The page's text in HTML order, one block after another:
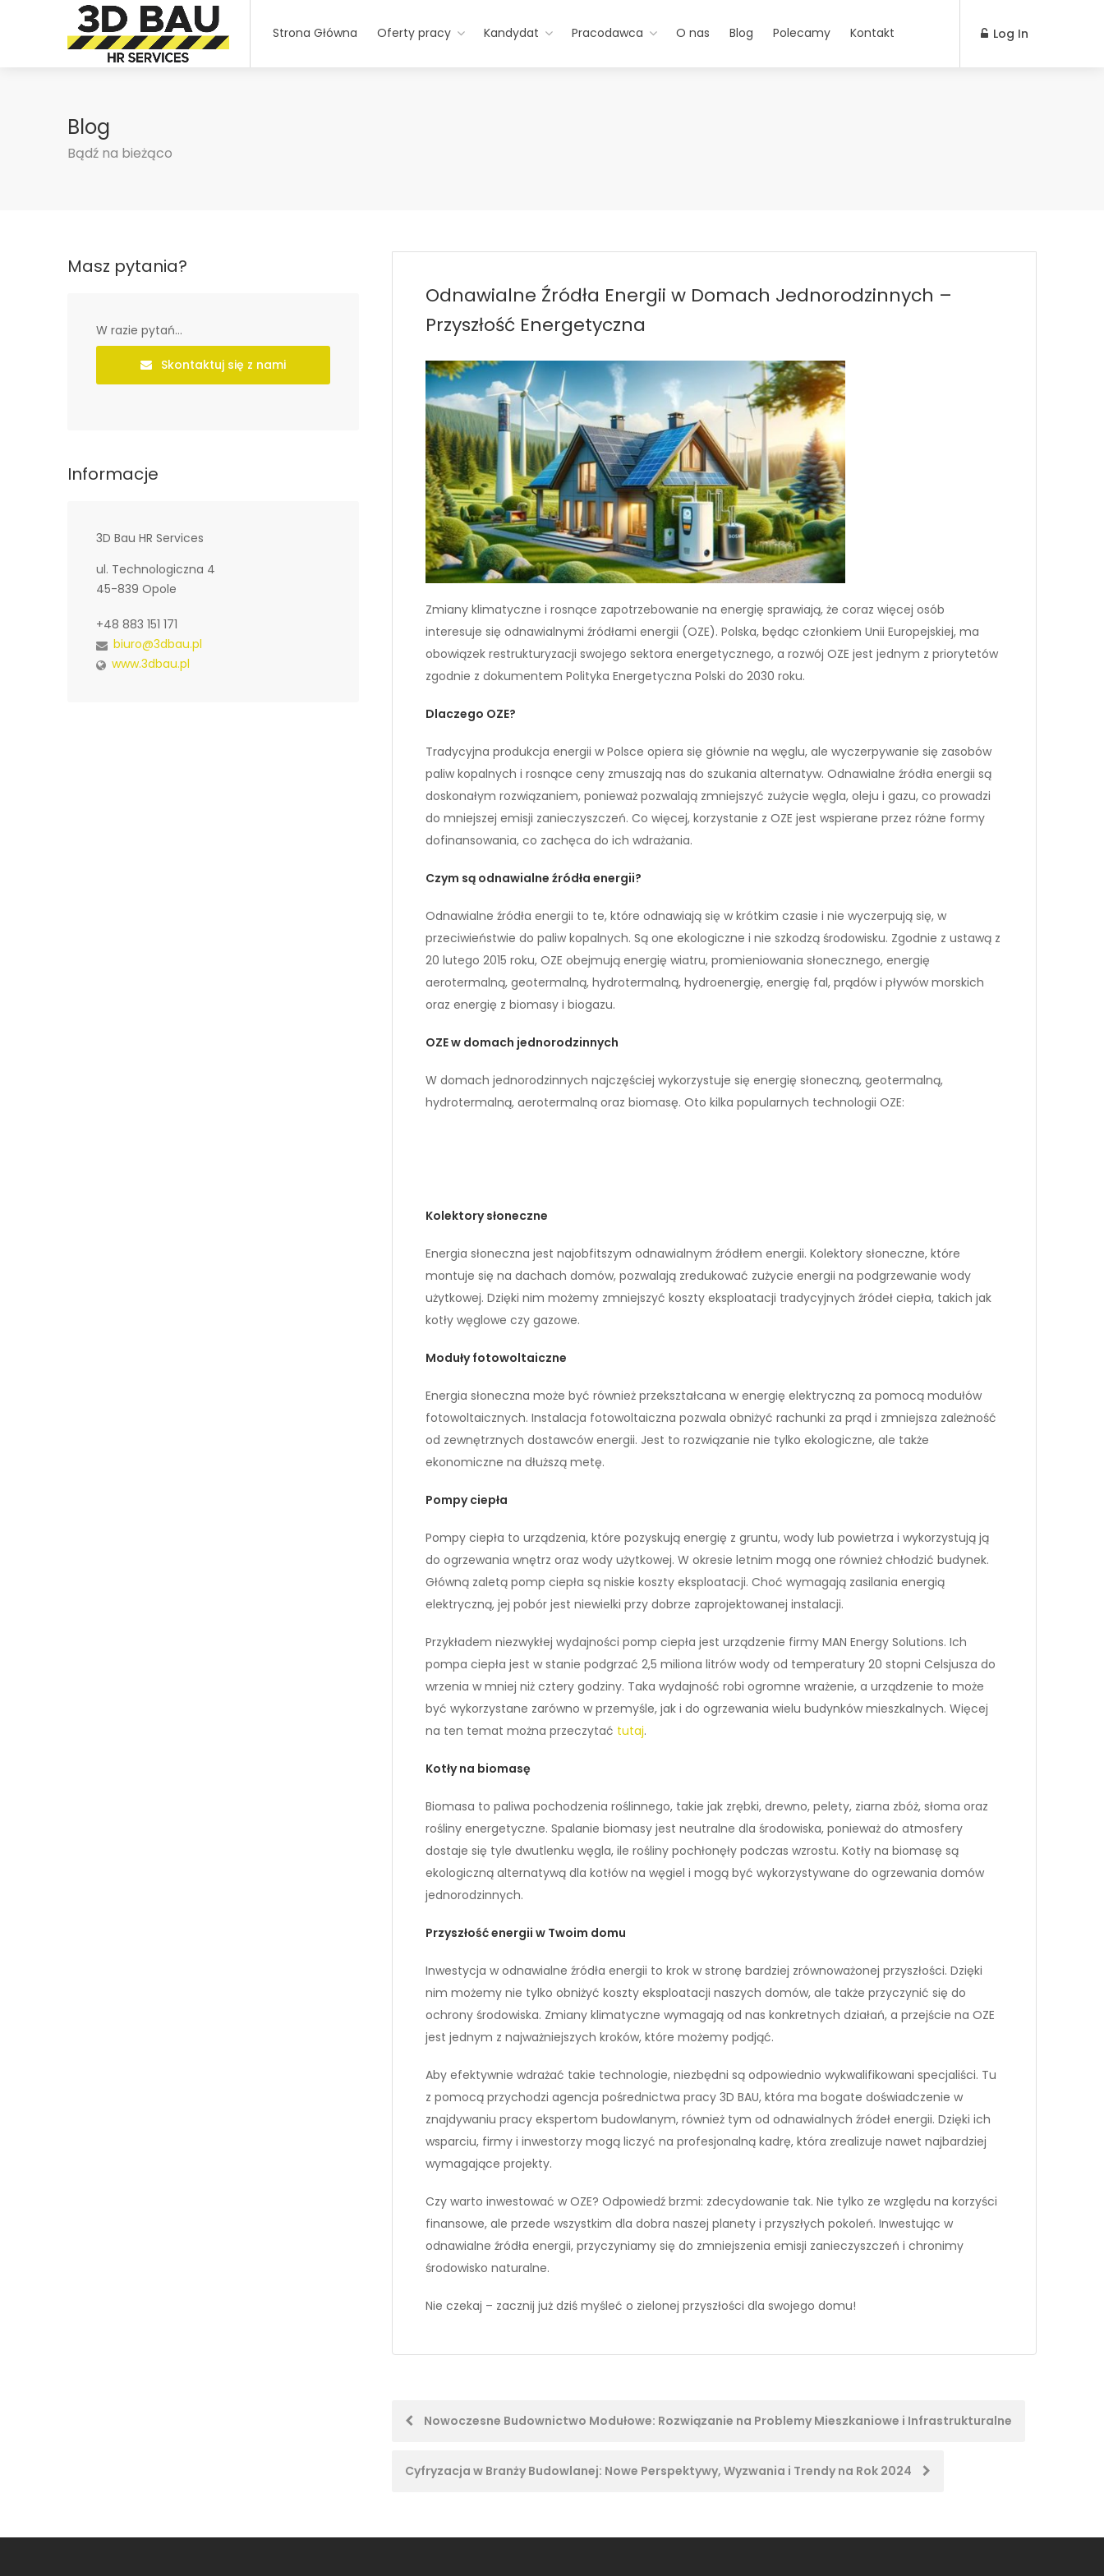
Strona Główna Oferty pracy Kandydat Pracodawca O nas Blog Polecamy Kontakt Log In
Blog
Bądź na bieżąco
Odnawialne Źródła Energii w Domach Jednorodzinnych –
Przyszłość Energetyczna
Zmiany klimatyczne i rosnące zapotrzebowanie na energię sprawiają, że coraz więcej osób
interesuje się odnawialnymi źródłami energii (OZE). Polska, będąc członkiem Unii Europejskiej, ma
obowiązek restrukturyzacji swojego sektora energetycznego, a rozwój OZE jest jednym z priorytetów
zgodnie z dokumentem Polityka Energetyczna Polski do 2030 roku.
Dlaczego OZE?
Tradycyjna produkcja energii w Polsce opiera się głównie na węglu, ale wyczerpywanie się zasobów
paliw kopalnych i rosnące ceny zmuszają nas do szukania alternatyw. Odnawialne źródła energii są
doskonałym rozwiązaniem, ponieważ pozwalają zmniejszyć zużycie węgla, oleju i gazu, co prowadzi
do mniejszej emisji zanieczyszczeń. Co więcej, korzystanie z OZE jest wspierane przez różne formy
dofinansowania, co zachęca do ich wdrażania.
Czym są odnawialne źródła energii?
Odnawialne źródła energii to te, które odnawiają się w krótkim czasie i nie wyczerpują się, w
przeciwieństwie do paliw kopalnych. Są one ekologiczne i nie szkodzą środowisku. Zgodnie z ustawą z
20 lutego 2015 roku, OZE obejmują energię wiatru, promieniowania słonecznego, energię
aerotermalną, geotermalną, hydrotermalną, hydroenergię, energię fal, prądów i pływów morskich
oraz energię z biomasy i biogazu.
OZE w domach jednorodzinnych
W domach jednorodzinnych najczęściej wykorzystuje się energię słoneczną, geotermalną,
hydrotermalną, aerotermalną oraz biomasę. Oto kilka popularnych technologii OZE:
Kolektory słoneczne
Energia słoneczna jest najobfitszym odnawialnym źródłem energii. Kolektory słoneczne, które
montuje się na dachach domów, pozwalają zredukować zużycie energii na podgrzewanie wody
użytkowej. Dzięki nim możemy zmniejszyć koszty eksploatacji tradycyjnych źródeł ciepła, takich jak
kotły węglowe czy gazowe.
Moduły fotowoltaiczne
Energia słoneczna może być również przekształcana w energię elektryczną za pomocą modułów
fotowoltaicznych. Instalacja fotowoltaiczna pozwala obniżyć rachunki za prąd i zmniejsza zależność
od zewnętrznych dostawców energii. Jest to rozwiązanie nie tylko ekologiczne, ale także
ekonomiczne na dłuższą metę.
Pompy ciepła
Pompy ciepła to urządzenia, które pozyskują energię z gruntu, wody lub powietrza i wykorzystują ją
do ogrzewania wnętrz oraz wody użytkowej. W okresie letnim mogą one również chłodzić budynek.
Główną zaletą pomp ciepła są niskie koszty eksploatacji. Choć wymagają zasilania energią
elektryczną, jej pobór jest niewielki przy dobrze zaprojektowanej instalacji.
Przykładem niezwykłej wydajności pomp ciepła jest urządzenie firmy MAN Energy Solutions. Ich
pompa ciepła jest w stanie podgrzać 2,5 miliona litrów wody od temperatury 20 stopni Celsjusza do
wrzenia w mniej niż cztery godziny. Taka wydajność robi ogromne wrażenie, a urządzenie to może
być wykorzystane zarówno w przemyśle, jak i do ogrzewania wielu budynków mieszkalnych. Więcej
na ten temat można przeczytać tutaj.
Kotły na biomasę
Biomasa to paliwa pochodzenia roślinnego, takie jak zrębki, drewno, pelety, ziarna zbóż, słoma oraz
rośliny energetyczne. Spalanie biomasy jest neutralne dla środowiska, ponieważ do atmosfery
dostaje się tyle dwutlenku węgla, ile rośliny pochłonęły podczas wzrostu. Kotły na biomasę są
ekologiczną alternatywą dla kotłów na węgiel i mogą być wykorzystywane do ogrzewania domów
jednorodzinnych.
Przyszłość energii w Twoim domu
Inwestycja w odnawialne źródła energii to krok w stronę bardziej zrównoważonej przyszłości. Dzięki
nim możemy nie tylko obniżyć koszty eksploatacji naszych domów, ale także przyczynić się do
ochrony środowiska. Zmiany klimatyczne wymagają od nas konkretnych działań, a przejście na OZE
jest jednym z najważniejszych kroków, które możemy podjąć.
Aby efektywnie wdrażać takie technologie, niezbędni są odpowiednio wykwalifikowani specjaliści. Tu
z pomocą przychodzi agencja pośrednictwa pracy 3D BAU, która ma bogate doświadczenie w
znajdywaniu pracy ekspertom budowlanym, również tym od odnawialnych źródeł energii. Dzięki ich
wsparciu, firmy i inwestorzy mogą liczyć na profesjonalną kadrę, która zrealizuje nawet najbardziej
wymagające projekty.
Czy warto inwestować w OZE? Odpowiedź brzmi: zdecydowanie tak. Nie tylko ze względu na korzyści
finansowe, ale przede wszystkim dla dobra naszej planety i przyszłych pokoleń. Inwestując w
odnawialne źródła energii, przyczyniamy się do zmniejszenia emisji zanieczyszczeń i chronimy
środowisko naturalne.
Nie czekaj – zacznij już dziś myśleć o zielonej przyszłości dla swojego domu!
PostNowoczesne Budownictwo Modułowe: Rozwiązanie na Problemy Mieszkaniowe i Infrastrukturalne
Cyfryzacja w Branży Budowlanej: Nowe Perspektywy, Wyzwania i Trendy na Rok 2024
Masz pytania?
W razie pytań...
Skontaktuj się z nami
Informacje
3D Bau HR Services
ul. Technologiczna 4
45-839 Opole
+48 883 151 171
biuro@3dbau.pl
www.3dbau.pl